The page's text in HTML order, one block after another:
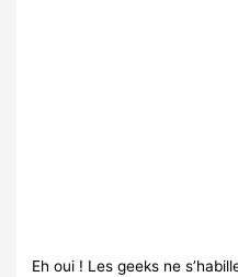
Eh oui ! Les geeks ne